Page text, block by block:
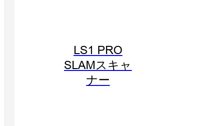
LS1 PRO
SLAMスキャ
ナー